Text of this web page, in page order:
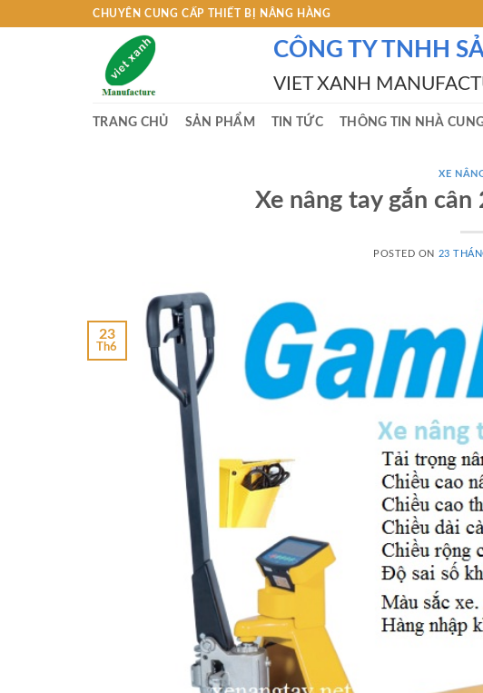
CHUYÊN CUNG CẤP THIẾT BỊ NÂNG HÀNG
CÔNG TY TNHH
VIET XANH
TRANG CHỦ SẢN PHẨM TIN TỨC THÔNG TIN NHÀ
XE
Xe nâng tay gắn
POSTED ON 23
23
Th6